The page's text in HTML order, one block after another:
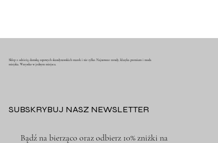
Sklep z odzieżą damską topowych skandynawskich marek i nie tylko. Najnowsze trendy, klasyka premium i moda
miejska. Wszystko w jednym miejscu.
SUBSKRYBUJ NASZ NEWSLETTER
Bądź na bierząco oraz odbierz 10% zniżki na